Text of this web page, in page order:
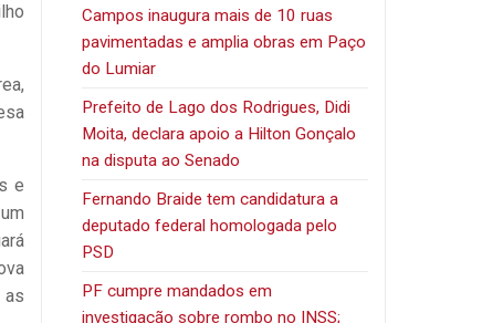
e
as
Campos inaugura mais de 10 ruas
pavimentadas e amplia obras em Paço
do Lumiar
Prefeito de Lago dos Rodrigues, Didi
Moita, declara apoio a Hilton Gonçalo
na disputa ao Senado
Fernando Braide tem candidatura a
deputado federal homologada pelo
PSD
PF cumpre mandados em
investigação sobre rombo no INSS;